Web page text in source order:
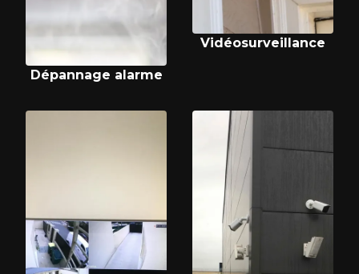
Dépannage alarme
Vidéosurveillance